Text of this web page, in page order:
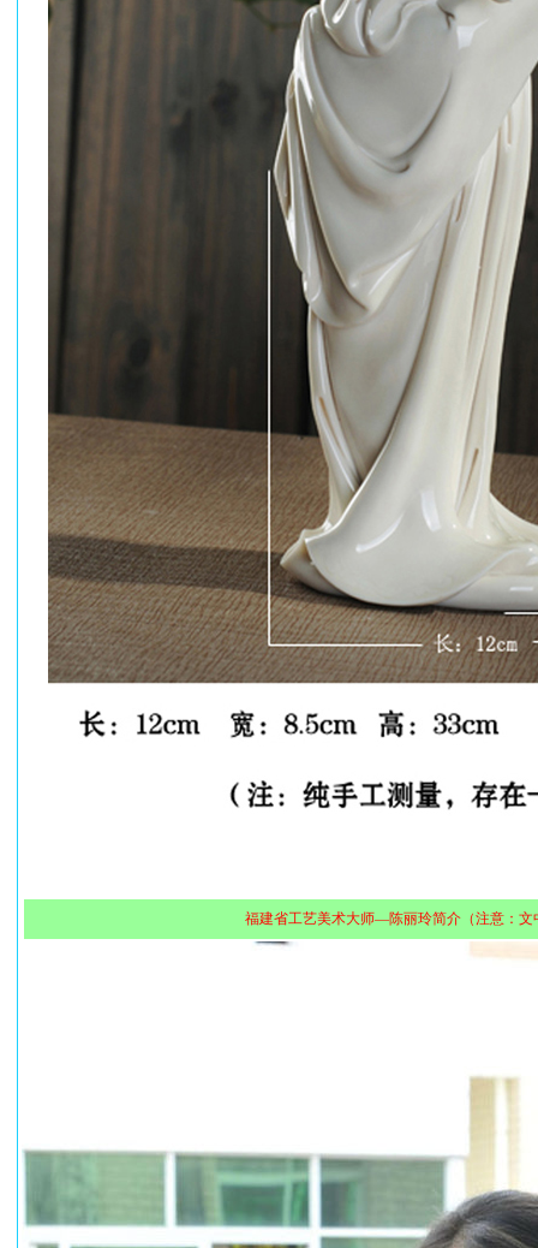
福建省工艺美术大师—陈丽玲简介（注意：文